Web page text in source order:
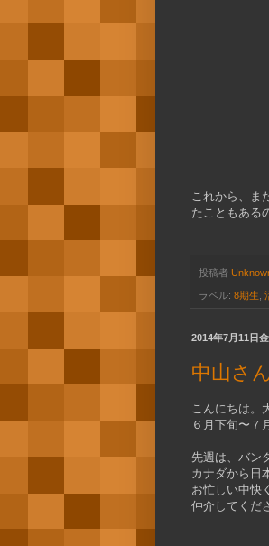
これから、ま
たこともある
投稿者
ラベル: 8期生
2014年7月11日
中山さ
こんにちは。
６月下旬〜７
先週は、バン
カナダから日
お忙しい中快
仲介してくだ